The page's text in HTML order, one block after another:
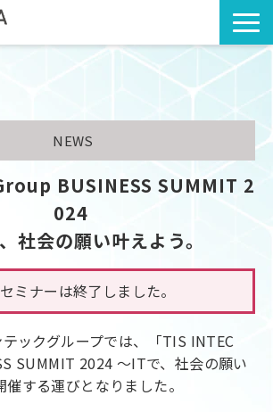
ス
NEWS
BUSINESS SUMMIT 2
024
社会の願い叶えよう。
ミナーは終了しました。
ックグループでは、「TIS INTEC
SUMMIT 2024 ～ITで、社会の願い
する運びとなりました。